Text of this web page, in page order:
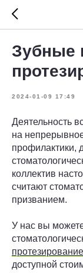
Зубные
2024-01-09 17:49
Деятельность
на
профилактики,
коллектив
считают
призванием.
У нас вы
протезирование
доступной